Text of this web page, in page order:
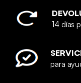
14 días
para